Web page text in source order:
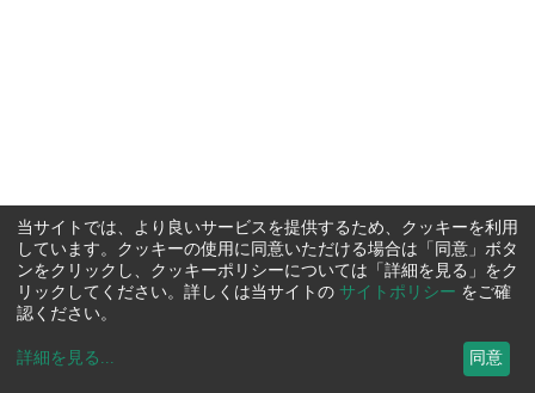
当サイトでは、より良いサービスを提供するため、クッキーを利用
しています。クッキーの使用に同意いただける場合は「同意」ボタ
ンをクリックし、クッキーポリシーについては「詳細を見る」をク
リックしてください。詳しくは当サイトの サイトポリシー をご確
認ください。
詳細を見る ... 同意